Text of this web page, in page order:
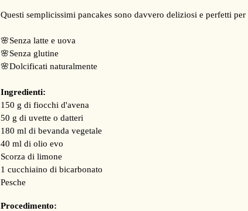
Questi semplicissimi pancakes sono davvero deliziosi e perfetti
🌸Senza latte e uova
🌸Senza glutine
🌸Dolcificati naturalmente
Ingredienti:
150 g di fiocchi d'avena
50 g di uvette o datteri
180 ml di bevanda vegetale
40 ml di olio evo
Scorza di limone
1 cucchiaino di bicarbonato
Pesche
Procedimento: